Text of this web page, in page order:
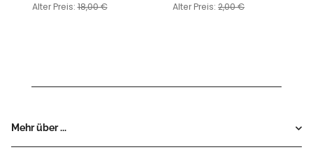
Alter Preis:18,00 € Alter Preis: 2,00 €
Mehr über ...